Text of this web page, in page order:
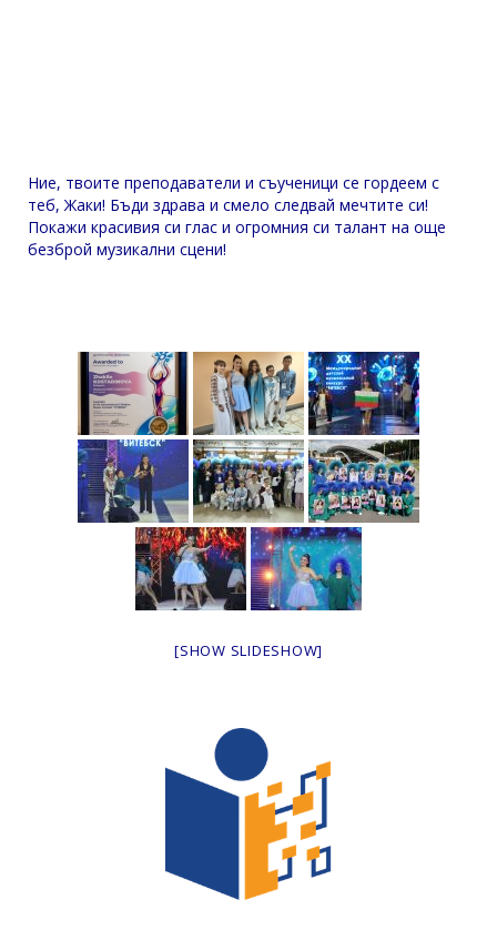
Ние, твоите преподаватели и съученици се гордеем с
теб, Жаки! Бъди здрава и смело следвай мечтите си!
Покажи красивия си глас и огромния си талант на още
безброй музикални сцени!
[SHOW SLIDESHOW]